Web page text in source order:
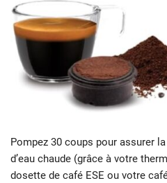
Pompez 30 coups pour assurer
d’eau chaude (grâce à votre
dosette de café ESE ou votre